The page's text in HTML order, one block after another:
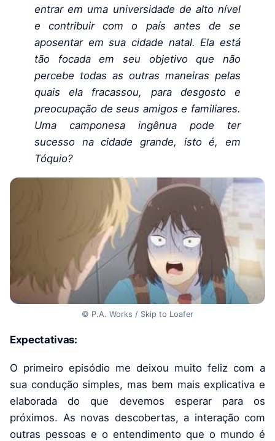
entrar em uma universidade de alto nível
e contribuir com o país antes de se
aposentar em sua cidade natal. Ela está
tão focada em seu objetivo que não
percebe todas as outras maneiras pelas
quais ela fracassou, para desgosto e
preocupação de seus amigos e familiares.
Uma camponesa ingênua pode ter
sucesso na cidade grande, isto é, em
Tóquio?
© P.A. Works / Skip to Loafer
Expectativas:
O primeiro episódio me deixou muito feliz com a
sua condução simples, mas bem mais explicativa e
elaborada do que devemos esperar para os
próximos. As novas descobertas, a interação com
outras pessoas e o entendimento que o mundo é